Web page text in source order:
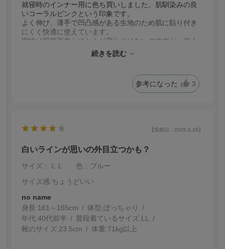
就寝時のインナー用に色ち買いしました。肌馴染みの良
いコーラルピンクという印象です。
よく伸び、薄手で凹凸感がある生地のため肌に貼り付き
にくく快適に使えています。
実物は掲載画像とほとんど変わりはないのですが、個人
的に白いラインが目立つと感じました。ストライプとま
ではいかないのですが……アップの画像よりもう少し白
気にならないひとは気にならないとおもいますので、あ
くまで個人の感想ととらえていただければ幸いです。
続きを読む
参考になった 3
【投稿日：2025.6.29】
白いラインが思いの外目立つかも？
サイズ：ＬＬ
色：ブルー
サイズ感:ちょうどいい
no name
身長:161～165cm 体型:ぽっちゃり
年代:40代前半 普段着ているサイズ:LL
靴のサイズ:23.5cm 体重:71kg以上